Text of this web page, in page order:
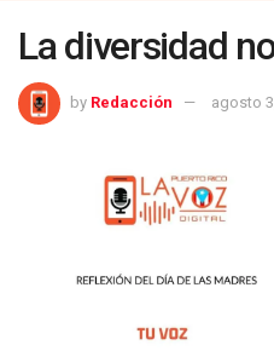
La diversidad
by Redacción agosto